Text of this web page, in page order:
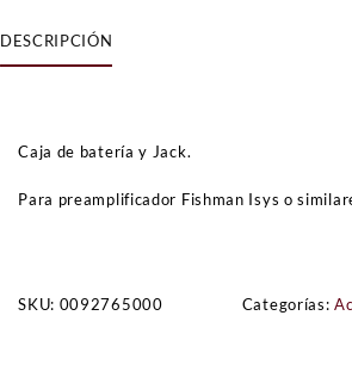
DESCRIPCIÓN
Caja de batería y Jack.
Para preamplificador Fishman Isys o
SKU: 0092765000 Categorías: